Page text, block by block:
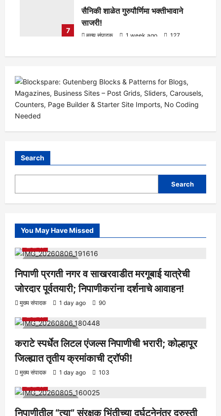
7
सैनिकी शाळेत गुरुपौर्णिमा भक्तीभावाने
साजरी!
मुख्य संपादक 1 week ago 127
Search
Search
You May Have Missed
1 minute read
आरोग्य क्रीडा ताज्या बातम्या
निपाणी प्रगती नगर व साखरवाडीत मरगूबाई यात्रेची
जोरदार पूर्वतयारी; निपाणीकरांना दर्शनाचे आवाहन!
मुख्य संपादक 1 day ago 90
1 minute read
आरोग्य क्रीडा ताज्या बातम्या
कराटे स्पर्धेत लिटल एंजल्स निपाणीची भरारी; कोल्हापूर
जिल्ह्यात तृतीय क्रमांकाची ट्रॉफी!
मुख्य संपादक 1 day ago 103
1 minute read
आरोग्य क्रीडा ताज्या बातम्या निपाणी परिसर
निपाणीतील “त्या” संरक्षक भिंतीच्या दुर्घटनेनंतर दुरुस्ती